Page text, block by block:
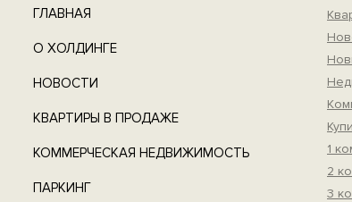
ГЛАВНАЯ
О ХОЛДИНГЕ
НОВОСТИ
КВАРТИРЫ В ПРОДАЖЕ
КОММЕРЧЕСКАЯ НЕДВИЖИМОСТЬ
ПАРКИНГ
1
2
3